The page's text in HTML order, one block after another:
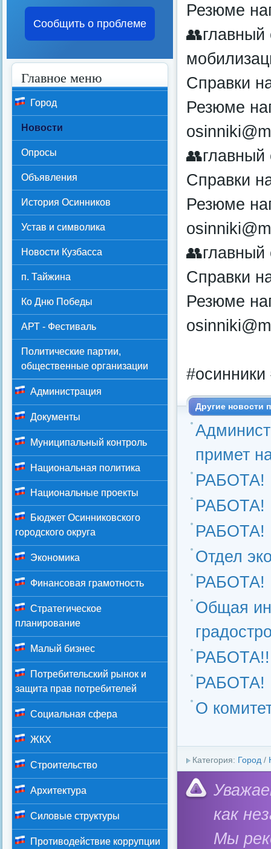
Резюме
👥главный
Справки
Резюме
👥главный
Справки
Резюме
👥главный
Справки
Резюме
#осинники
Другие новости
примет
РАБОТА!
РАБОТА!
РАБОТА!
Отдел
РАБОТА!
Общая
РАБОТА!
О
Категория: Город /
как
Мы
Сообщить о проблеме
Главное меню
Город
Новости
Опросы
Объявления
История Осинников
Устав и символика
Новости Кузбасса
п. Тайжина
Ко Дню Победы
АРТ - Фестиваль
Политические партии,
общественные организации
Администрация
Документы
Муниципальный контроль
Национальная политика
Национальные проекты
Бюджет Осинниковского
городского округа
Экономика
Финансовая грамотность
Стратегическое
планирование
Малый бизнес
Потребительский рынок и
защита прав потребителей
Социальная сфера
ЖКХ
Строительство
Архитектура
Силовые структуры
Противодействие коррупции